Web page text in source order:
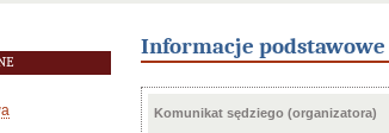
Informacje podstawowe
Komunikat sędziego (organizatora)